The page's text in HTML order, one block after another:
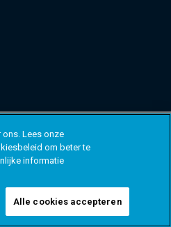
Lees onze
om beter te
informatie
Alle cookies accepteren